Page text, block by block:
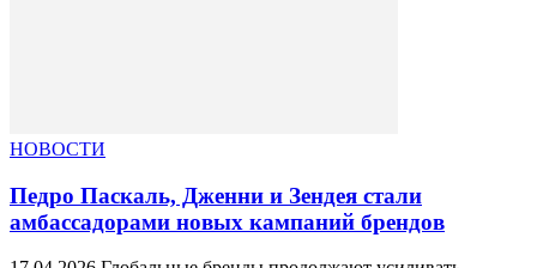
НОВОСТИ
Педро Паскаль, Дженни и Зендея стали
амбассадорами новых кампаний брендов